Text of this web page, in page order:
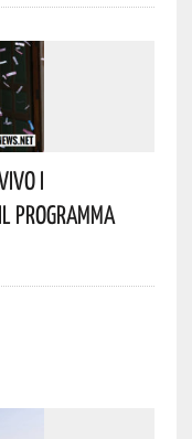
I
Programma